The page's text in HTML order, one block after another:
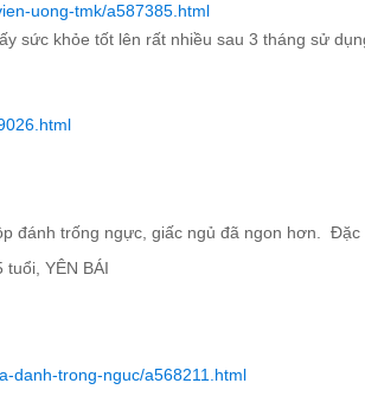
uong-tmk/a587385.html
sức khỏe tốt lên rất nhiều sau 3 tháng sử
đánh trống ngực, giấc ngủ đã ngon hơn.
tuổi, YÊN BÁI
danh-trong-nguc/a568211.html